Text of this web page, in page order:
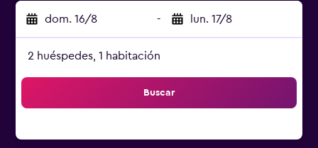
dom. 16/8 - lun. 17/8
2 huéspedes, 1 habitación
Buscar